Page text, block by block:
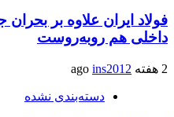
فولاد ایران علاوه بر
داخلی هم روبه‌روست
2 هفته ago ins2012
دسته‌بندی نشده